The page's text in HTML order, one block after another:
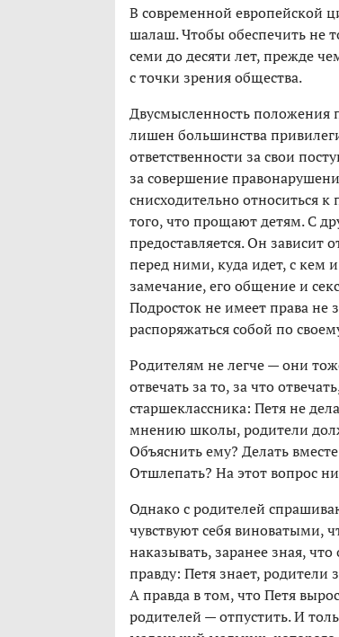
В современной европейской
шалаш. Чтобы обеспечить не
семи до десяти лет, прежде
с точки зрения общества.
Двусмысленность положения
лишен большинства
ответственности за свои
за совершение
снисходительно относиться
того, что прощают детям. С
предоставляется. Он зависит
перед ними, куда идет, с кем
замечание, его общение и
Подросток не имеет права не
распоряжаться собой по
Родителям не легче — они
отвечать за то, за что
старшеклассника: Петя не
мнению школы, родители
Объяснить ему? Делать
Отшлепать? На этот вопрос
Однако с родителей
чувствуют себя виноватыми,
наказывать, заранее зная,
правду: Петя знает, родители
А правда в том, что Петя
родителей — отпустить. И